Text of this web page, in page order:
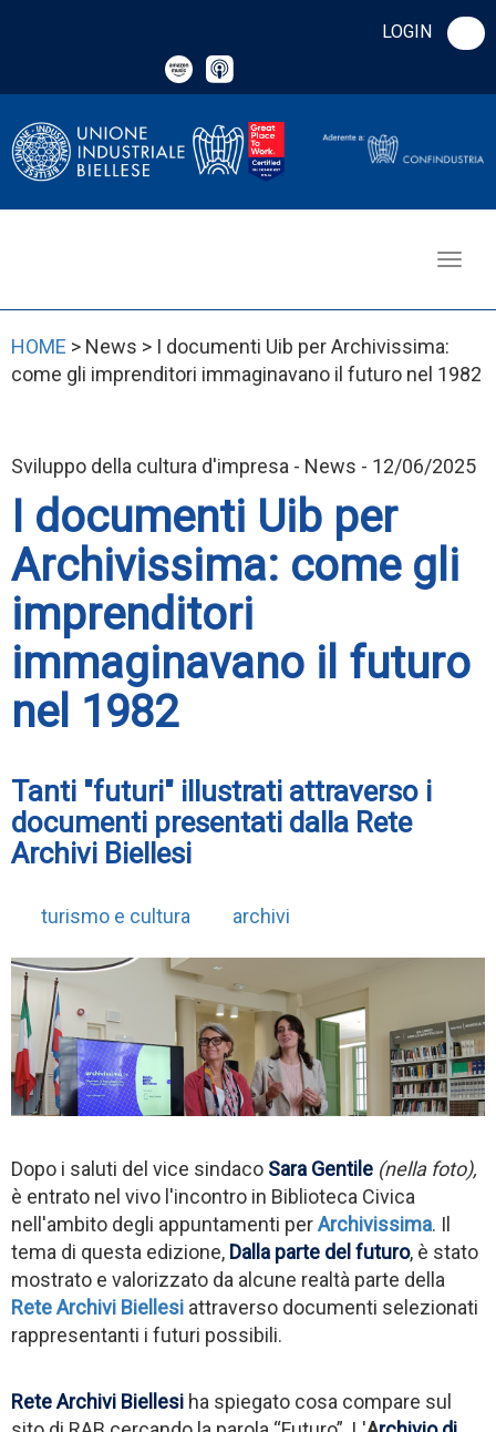
LOGIN
HOME > News > I documenti Uib per Archivissima:
come gli imprenditori immaginavano il futuro nel 1982
Sviluppo della cultura d'impresa - News - 12/06/2025
I documenti Uib per
Archivissima: come gli
imprenditori
immaginavano il futuro
nel 1982
Tanti "futuri" illustrati attraverso i
documenti presentati dalla Rete
Archivi Biellesi
turismo e cultura archivi
Dopo i saluti del vice sindaco Sara Gentile (nella foto),
è entrato nel vivo l'incontro in Biblioteca Civica
nell'ambito degli appuntamenti perArchivissima. Il
tema di questa edizione, Dalla parte del futuro, è stato
mostrato e valorizzato da alcune realtà parte della
Rete Archivi Biellesi attraverso documenti selezionati
rappresentanti i futuri possibili.
Rete Archivi Biellesi ha spiegato cosa compare sul